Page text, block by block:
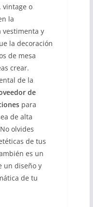
vintage o
la
vestimenta y
la decoración
de mesa
crear.
de la
de
para
de alta
olvides
de tus
es un
un diseño y
de tu